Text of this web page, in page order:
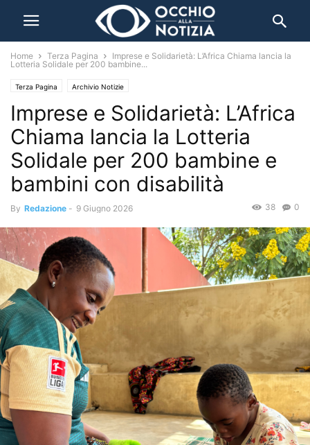
Home Terza Pagina
Imprese e Solidarietà: L’Africa Chiama lancia la
Lotteria Solidale per 200 bambine...
Terza Pagina Archivio Notizie
Imprese e Solidarietà: L’Africa
Chiama lancia la Lotteria
Solidale per 200 bambine e
bambini con disabilità
By Redazione - 9 Giugno 2026 0
38